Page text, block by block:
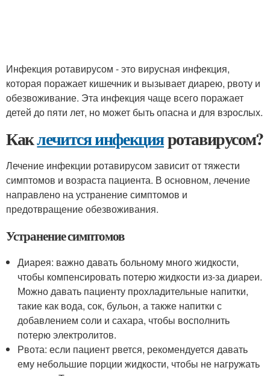
Инфекция ротавирусом - это вирусная инфекция,
которая поражает кишечник и вызывает диарею, рвоту и
обезвоживание. Эта инфекция чаще всего поражает
детей до пяти лет, но может быть опасна и для взрослых.
Каклечится инфекцияротавирусом?
Лечение инфекции ротавирусом зависит от тяжести
симптомов и возраста пациента. В основном, лечение
направлено на устранение симптомов и
предотвращение обезвоживания.
Устранение симптомов
Диарея: важно давать больному много жидкости,
чтобы компенсировать потерю жидкости из-за диареи.
Можно давать пациенту прохладительные напитки,
такие как вода, сок, бульон, а также напитки с
добавлением соли и сахара, чтобы восполнить
потерю электролитов.
Рвота: если пациент рвется, рекомендуется давать
ему небольшие порции жидкости, чтобы не нагружать